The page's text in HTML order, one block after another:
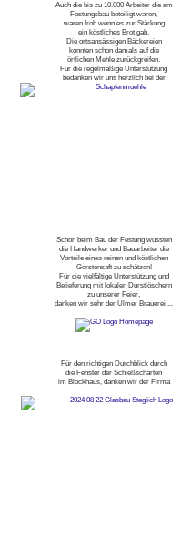
Auch die bis zu 10.000 Arbeiter die am
Festungsbau beteiligt waren,
waren froh wenn es zur Stärkung
ein köstliches Brot gab.
Die ortsansässigen Bäckereien
konnten schon damals auf die
örtlichen Mehle zurückgreifen.
Für die regelmäßige Unterstützung
bedanken wir uns herzlich bei der
Schon beim Bau der Festung wussten
die Handwerker und Bauarbeiter die
Vorteile eines reinen und köstlichen
Gerstensaft zu schätzen!
Für die vielfältige Unterstützung und
Belieferung mit lokalen Durstlöschern
zu unserer Feier,
danken wir sehr der Ulmer Brauerei ...
Für den richtigen Durchblick durch
die Fenster der Schießscharten
im Blockhaus, danken wir der Firma